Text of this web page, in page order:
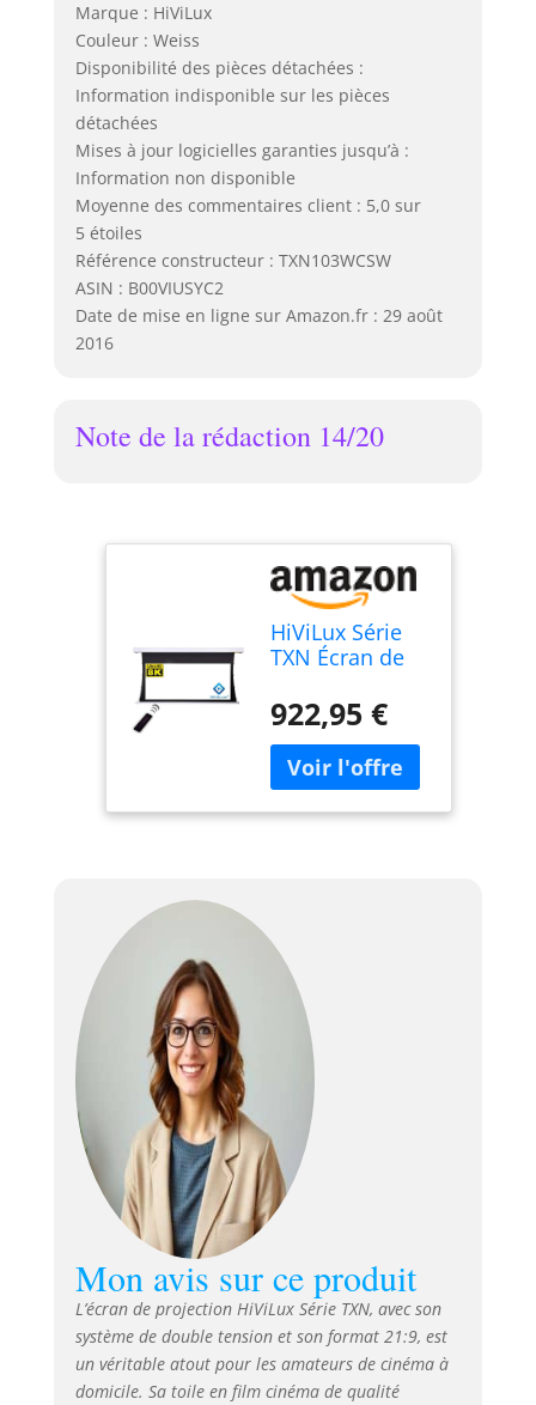
Marque : HiViLux
Couleur : Weiss
Disponibilité des pièces détachées :
Information indisponible sur les pièces
détachées
Mises à jour logicielles garanties jusqu’à :
Information non disponible
Moyenne des commentaires client : 5,0 sur
5 étoiles
Référence constructeur : TXN103WCSW
ASIN : B00VIUSYC2
Date de mise en ligne sur Amazon.fr : 29 août
2016
Note de la rédaction 14/20
HiViLux Série
TXN Écran de
tensionné
motorisé avec
système de
double tension
Gain 1,0 Blanc
3D/4K/UHD alu
21:9
Bild:241x102cm
103" noir
922,95 €
Mon avis sur ce produit
L’écran de projection HiViLux Série TXN, avec son
système de double tension et son format 21:9, est
un véritable atout pour les amateurs de cinéma à
domicile. Sa toile en film cinéma de qualité